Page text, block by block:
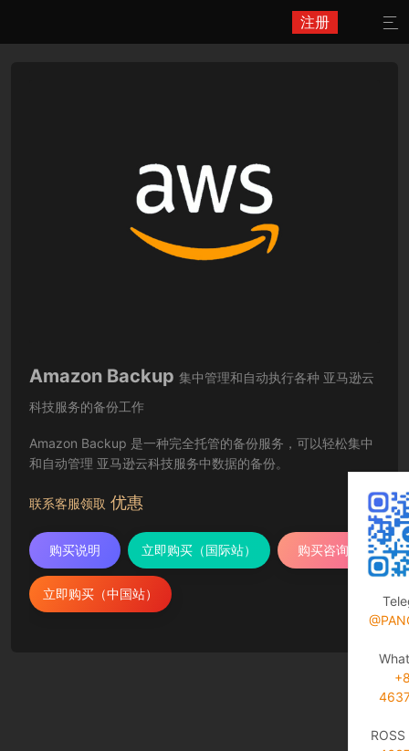
注册 
Amazon Backup 集中管理和自动执行各种 亚马逊云
科技服务的备份工作
Amazon Backup 是一种完全托管的备份服务，可以轻松集中
和自动管理 亚马逊云科技服务中数据的备份。
联系客服领取 优惠
购买说明 立即购买（国际站） 购买咨询
立即购买（中国站）